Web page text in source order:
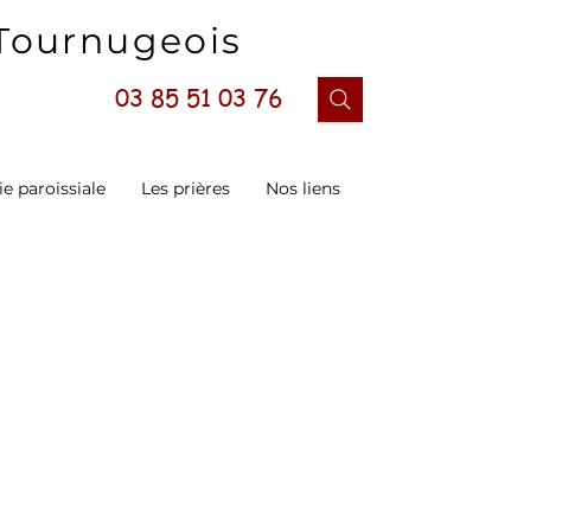
03 85 51 03 76
paroissiale Les prières Nos liens